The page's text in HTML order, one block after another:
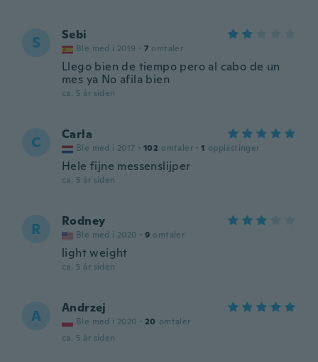
S Sebi
Ble med i 2019 · 7 omtaler
Llego bien de tiempo pero al cabo de un
mes ya No afila bien
ca. 5 år siden
C Carla
Ble med i 2017 · 102 omtaler · 1 opplastinger
Hele fijne messenslijper
ca. 5 år siden
R Rodney
Ble med i 2020 · 9 omtaler
light weight
ca. 5 år siden
A Andrzej
Ble med i 2020 · 20 omtaler
ca. 5 år siden